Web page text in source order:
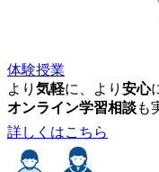
体験授業
より 気軽に、より 安心
オンライン学習相談も
詳しくはこちら